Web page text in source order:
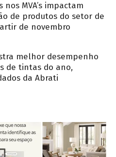
nos MVA’s impactam
de produtos do setor de
de novembro
melhor desempenho
de tintas do ano,
da Abrati